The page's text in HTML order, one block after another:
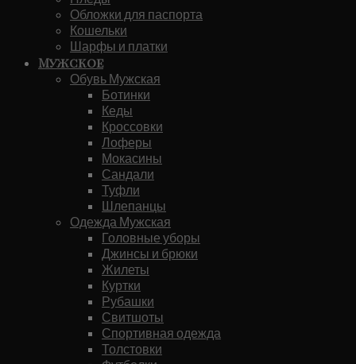
Обложки для паспорта
Кошельки
Шарфы и платки
Мужское
Обувь Мужская
Ботинки
Кеды
Кроссовки
Лоферы
Мокасины
Сандали
Туфли
Шлепанцы
Одежда Мужская
Головные уборы
Джинсы и брюки
Жилеты
Куртки
Рубашки
Свитшоты
Спортивная одежда
Толстовки